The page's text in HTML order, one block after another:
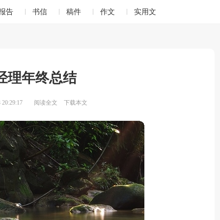
告 书信 稿件 作文 实用文
理年终总结
阅读全文 下载本文